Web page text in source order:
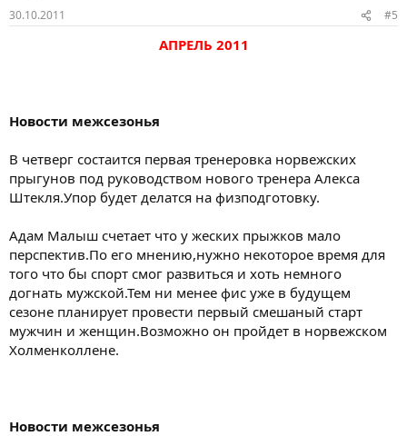
30.10.2011 #5
АПРЕЛЬ 2011
Новости межсезонья
В четверг состаится первая тренеровка норвежских
прыгунов под руководством нового тренера Алекса
Штекля.Упор будет делатся на физподготовку.
Адам Малыш счетает что у жеских прыжков мало
перспектив.По его мнению,нужно некоторое время для
того что бы спорт смог развиться и хоть немного
догнать мужской.Тем ни менее фис уже в будущем
сезоне планирует провести первый смешаный старт
мужчин и женщин.Возможно он пройдет в норвежском
Холменколлене.
Новости межсезонья